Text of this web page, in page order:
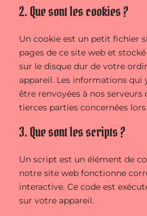
2. Que sont les cookies ?
Un cookie est un petit fichier
pages de ce site web et
sur le disque dur de votre
appareil. Les informations qui
être renvoyées à nos serveurs
tierces parties concernées
3. Que sont les scripts ?
Un script est un élément de
notre site web fonctionne
interactive. Ce code est
sur votre appareil.